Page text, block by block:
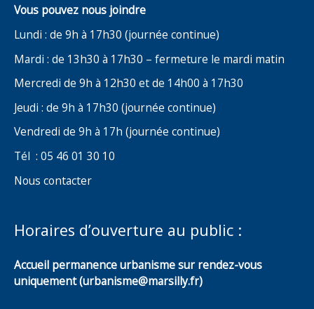
Vous pouvez nous joindre
Lundi : de 9h à 17h30 (journée continue)
Mardi : de 13h30 à 17h30 – fermeture le mardi matin
Mercredi de 9h à 12h30 et de 14h00 à 17h30
Jeudi : de 9h à 17h30 (journée continue)
Vendredi de 9h à 17h (journée continue)
Tél : 05 46 01 30 10
Nous contacter
Horaires d’ouverture au public :
Accueil permanence urbanisme sur rendez-vous
uniquement (urbanisme@marsilly.fr)